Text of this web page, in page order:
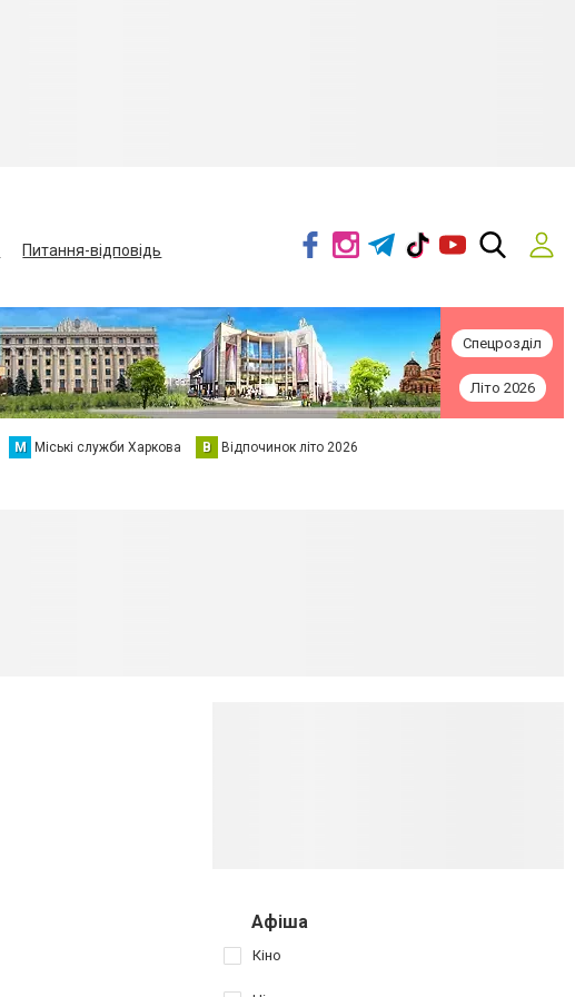
Питання-відповідь
Спецрозділ
Літо 2026
М Міські служби Харкова В Відпочинок літо 2026
Афіша
Кіно